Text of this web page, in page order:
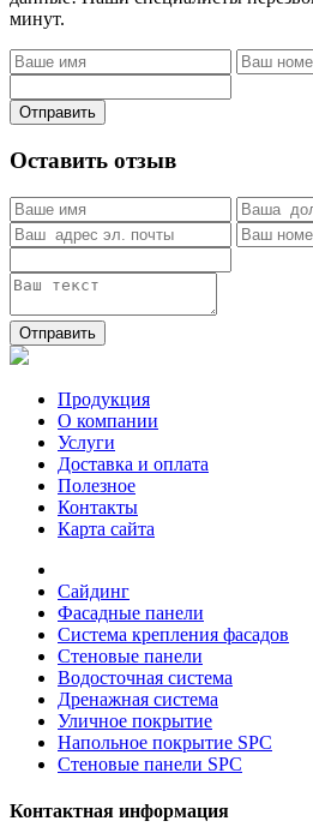
минут.
Отправить
Оставить отзыв
Отправить
Продукция
О компании
Услуги
Доставка и оплата
Полезное
Контакты
Карта сайта
Сайдинг
Фасадные панели
Система крепления фасадов
Стеновые панели
Водосточная система
Дренажная система
Уличное покрытие
Напольное покрытие SPC
Стеновые панели SPC
Контактная информация